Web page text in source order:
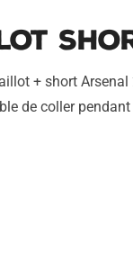
+ short
de coller pendant